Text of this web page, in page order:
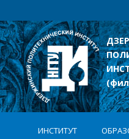
ИНСТИТУТ